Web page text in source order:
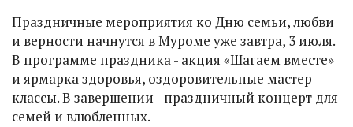
Праздничные мероприятия ко Дню семьи, любви
и верности начнутся в Муроме уже завтра, 3 июля.
В программе праздника - акция «Шагаем вместе»
и ярмарка здоровья, оздоровительные мастер-
классы. В завершении - праздничный концерт для
семей и влюбленных.